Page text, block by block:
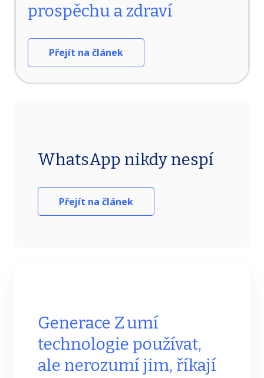
prospěchu a zdraví
Přejít na článek
WhatsApp nikdy nespí
Přejít na článek
Generace Z umí
technologie používat,
ale nerozumí jim, říkají